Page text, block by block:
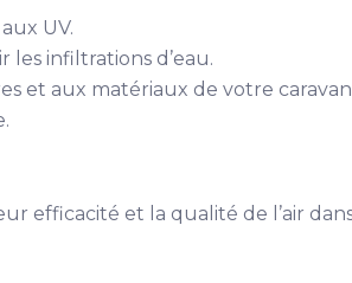
UV.
infiltrations d’eau.
et aux matériaux de votre
efficacité et la qualité de l’air